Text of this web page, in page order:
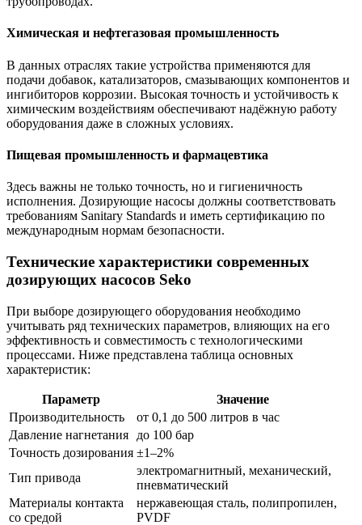
Химическая и нефтегазовая промышленность
В данных отраслях такие устройства применяются для
подачи добавок, катализаторов, смазывающих компонентов и
ингибиторов коррозии. Высокая точность и устойчивость к
химическим воздействиям обеспечивают надёжную работу
оборудования даже в сложных условиях.
Пищевая промышленность и фармацевтика
Здесь важны не только точность, но и гигиеничность
исполнения. Дозирующие насосы должны соответствовать
требованиям Sanitary Standards и иметь сертификацию по
международным нормам безопасности.
Технические характеристики современных
дозирующих насосов Seko
При выборе дозирующего оборудования необходимо
учитывать ряд технических параметров, влияющих на его
эффективность и совместимость с технологическими
процессами. Ниже представлена таблица основных
характеристик:
Параметр
Значение
Производительность
от 0,1 до 500 литров в час
Давление нагнетания
до 100 бар
Точность дозирования ±1–2%
Тип привода
электромагнитный, механический,
пневматический
Материалы контакта
со средой
нержавеющая сталь, полипропилен,
PVDF